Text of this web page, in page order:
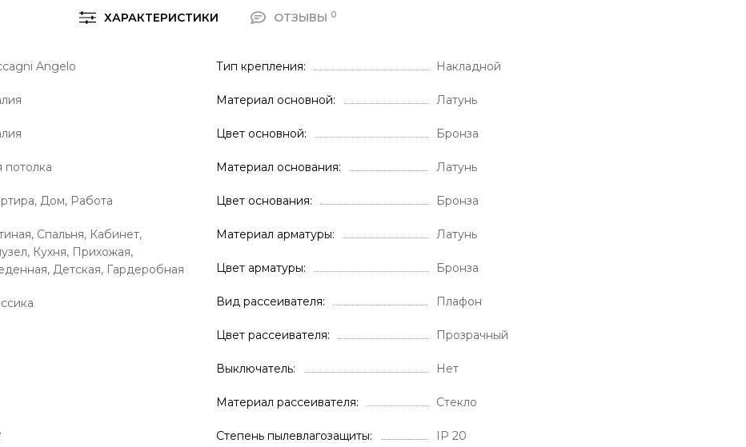
ХАРАКТЕРИСТИКИ ОТЗЫВЫ 0
Angelo
потолка
Дом, Работа
Спальня, Кабинет,
Кухня, Прихожая,
Детская, Гардеробная
Тип крепления Накладной
Материал основной Латунь
Цвет основной Бронза
Материал основания Латунь
Цвет основания Бронза
Материал арматуры Латунь
Цвет арматуры Бронза
Вид рассеивателя Плафон
Цвет рассеивателя Прозрачный
Выключатель Нет
Материал рассеивателя Стекло
Степень пылевлагозащиты IP 20